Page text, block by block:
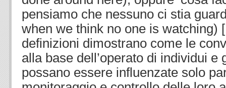
pensiamo che nessuno ci stia
when we think no one is watching)
definizioni dimostrano come le
alla base dell’operato di individui e
possano essere influenzate solo